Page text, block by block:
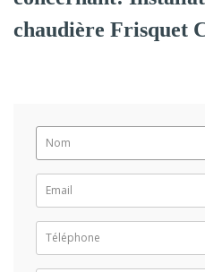
chaudière Frisquet